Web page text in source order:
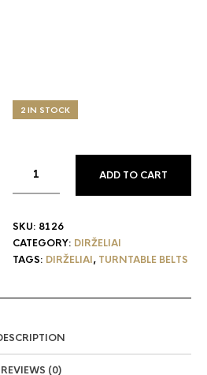
2 IN STOCK
ADD TO CART
SKU: 8126
CATEGORY: DIRŽELIAI
TAGS: DIRŽELIAI, TURNTABLE BELTS
REVIEWS (0)